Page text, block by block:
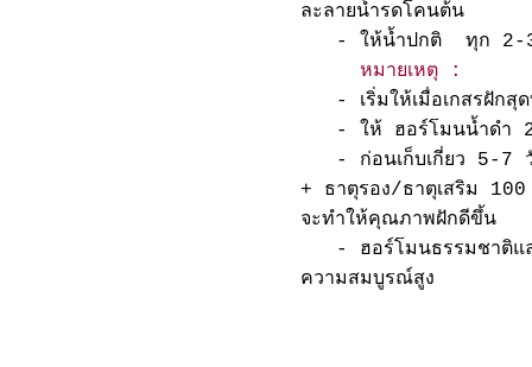
ละลายน้ำรดโคนต้น
- ให้น้ำปกติ ทุก 2-
หมายเหตุ :
- เริ่มให้เมื่อเกสรฝักสุ
- ให้ ฮอร์โมนน้ำดำ 2
- ก่อนเก็บเกี่ยว 5-7
+ ธาตุรอง/ธาตุเสริม
จะทำให้คุณภาพฝักดีขึ้น
- ฮอร์โมนธรรมชาติและ
ความสมบูรณ์สูง